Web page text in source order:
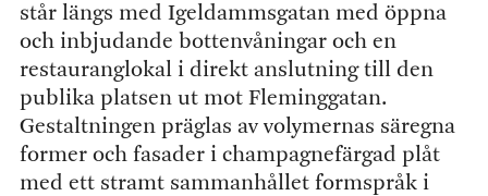
står längs med Igeldammsgatan med öppna
och inbjudande bottenvåningar och en
restauranglokal i direkt anslutning till den
publika platsen ut mot Fleminggatan.
Gestaltningen präglas av volymernas säregna
former och fasader i champagnefärgad plåt
med ett stramt sammanhållet formspråk i